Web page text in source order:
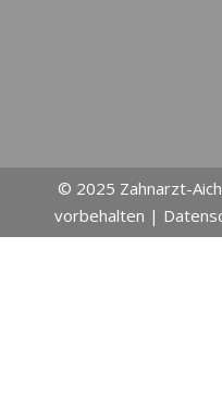
© 2025 Zahnarzt-
vorbehalten |